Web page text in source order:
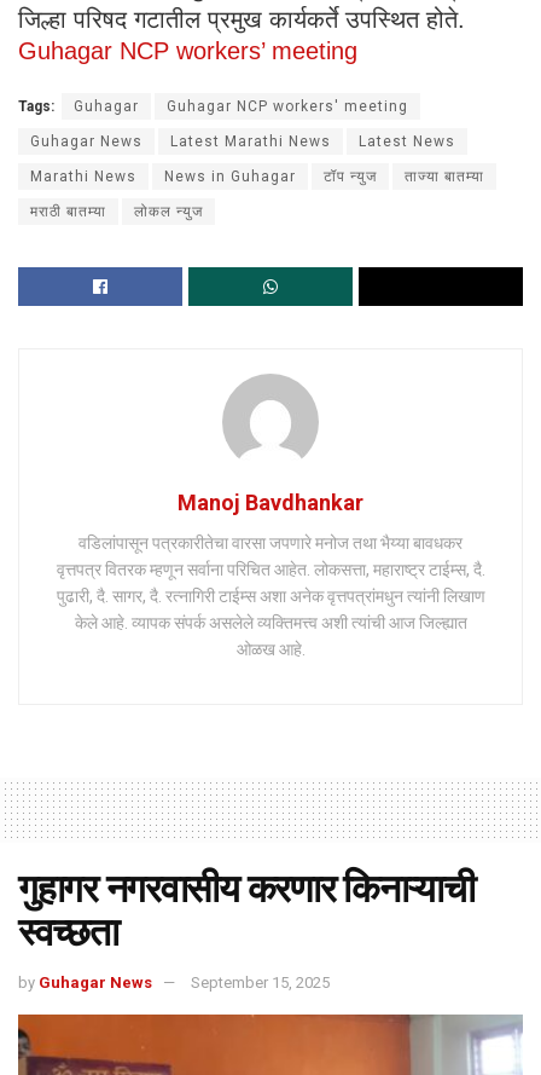
जिल्हा परिषद गटातील प्रमुख कार्यकर्ते उपस्थित होते.
Guhagar NCP workers’ meeting
Tags: Guhagar Guhagar NCP workers' meeting
Guhagar News Latest Marathi News Latest News
Marathi News News in Guhagar टॉप न्युज ताज्या बातम्या
मराठी बातम्या लोकल न्युज
Manoj Bavdhankar
वडिलांपासून पत्रकारीतेचा वारसा जपणारे मनोज तथा भैय्या बावधकर
वृत्तपत्र वितरक म्हणून सर्वाना परिचित आहेत. लोकसत्ता, महाराष्ट्र टाईम्स, दै.
पुढारी, दै. सागर, दै. रत्नागिरी टाईम्स अशा अनेक वृत्तपत्रांमधुन त्यांनी लिखाण
केले आहे. व्यापक संपर्क असलेले व्यक्तिमत्त्व अशी त्यांची आज जिल्ह्यात
ओळख आहे.
गुहागर नगरवासीय करणार किनाऱ्याची
स्वच्छता
by Guhagar News September 15, 2025